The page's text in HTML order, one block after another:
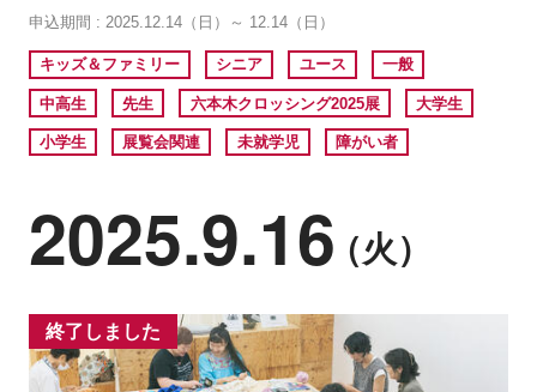
申込期間 : 2025.12.14（日）～ 12.14（日）
キッズ＆ファミリー シニア ユース 一般
中高生 先生 六本木クロッシング2025展 大学生
小学生 展覧会関連 未就学児 障がい者
2025.9.16（火）
終了しました